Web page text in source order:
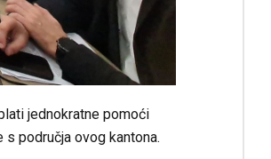
jednokratne pomoći
područja ovog kantona.